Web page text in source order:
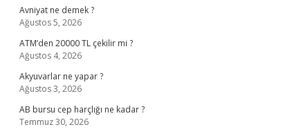
Avniyat ne demek ?
Ağustos 5, 2026
ATM’den 20000 TL çekilir mi ?
Ağustos 4, 2026
Akyuvarlar ne yapar ?
Ağustos 3, 2026
AB bursu cep harçlığı ne kadar ?
Temmuz 30, 2026